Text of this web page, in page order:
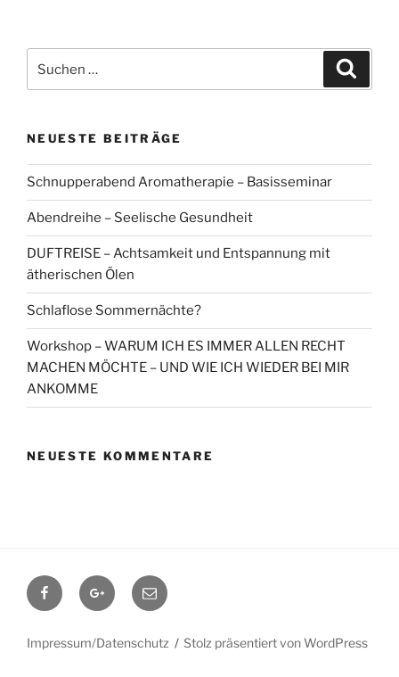
nach:
NEUESTE BEITRÄGE
Schnupperabend Aromatherapie – Basisseminar
Abendreihe – Seelische Gesundheit
DUFTREISE – Achtsamkeit und Entspannung mit
ätherischen Ölen
Schlaflose Sommernächte?
Workshop – WARUM ICH ES IMMER ALLEN RECHT
MACHEN MÖCHTE – UND WIE ICH WIEDER BEI MIR
ANKOMME
NEUESTE KOMMENTARE
FacebookGoogle+Contact
me
Impressum/Datenschutz Stolz präsentiert von WordPress